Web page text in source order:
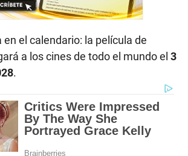
el calendario: la película de
a los cines de todo el mundo el 3
.